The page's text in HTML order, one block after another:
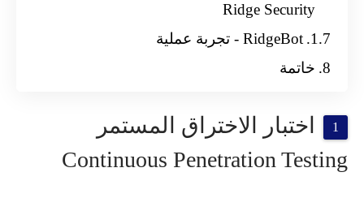
Ridge Security
RidgeBot - تجربة عملية
خاتمة
اختبار الاختراق المستمر
Continuous Penetration Testing